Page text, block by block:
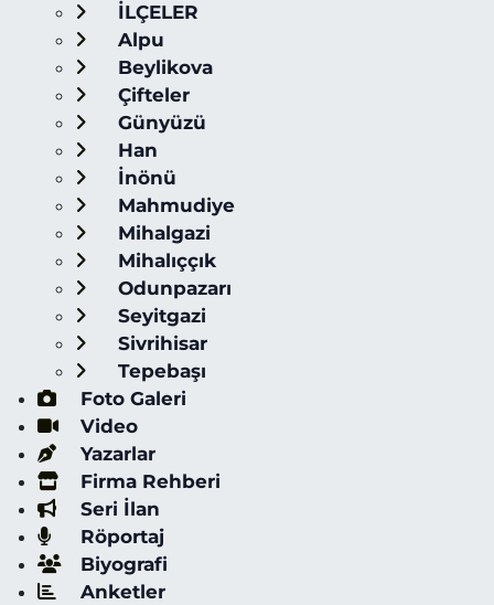
İLÇELER
Alpu
Beylikova
Çifteler
Günyüzü
Han
İnönü
Mahmudiye
Mihalgazi
Mihalıççık
Odunpazarı
Seyitgazi
Sivrihisar
Tepebaşı
Foto Galeri
Video
Yazarlar
Firma Rehberi
Seri İlan
Röportaj
Biyografi
Anketler